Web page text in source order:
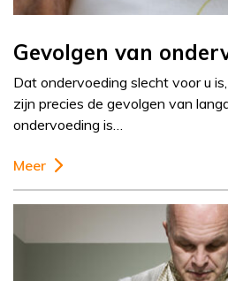
Gevolgen van
Dat ondervoeding slecht voor u
zijn precies de gevolgen van
ondervoeding is…
Meer